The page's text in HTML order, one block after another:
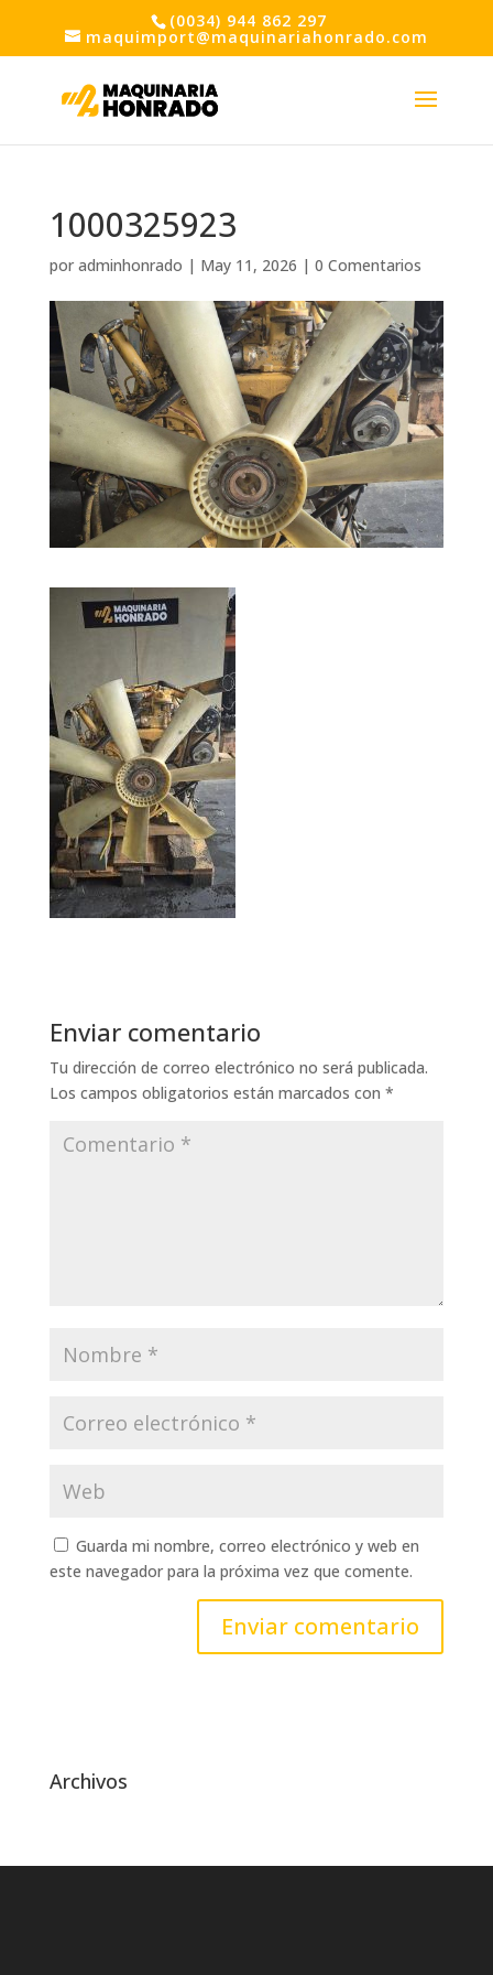
(0034) 944 862 297
maquimport@maquinariahonrado.com
1000325923
por adminhonrado | May 11, 2026 | 0 Comentarios
Enviar comentario
Tu dirección de correo electrónico no será publicada.
Los campos obligatorios están marcados con *
Guarda mi nombre, correo electrónico y web en
este navegador para la próxima vez que comente.
Archivos